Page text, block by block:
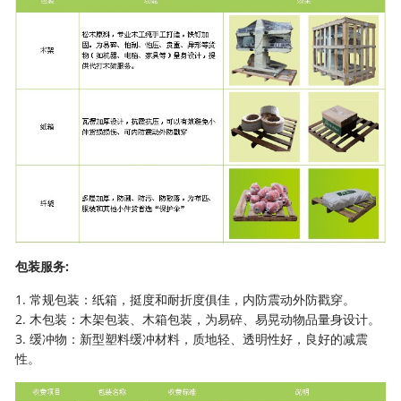
包装服务:
1. 常规包装：纸箱，挺度和耐折度俱佳，内防震动外防戳穿。
2. 木包装：木架包装、木箱包装，为易碎、易晃动物品量身设计。
3. 缓冲物：新型塑料缓冲材料，质地轻、透明性好，良好的减震
性。